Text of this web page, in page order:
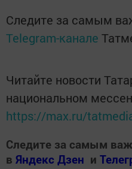
Следите за самым
Telegram-канале
Читайте новости
национальном
https://max.ru/
Следите за самым
в Яндекс Дзен и